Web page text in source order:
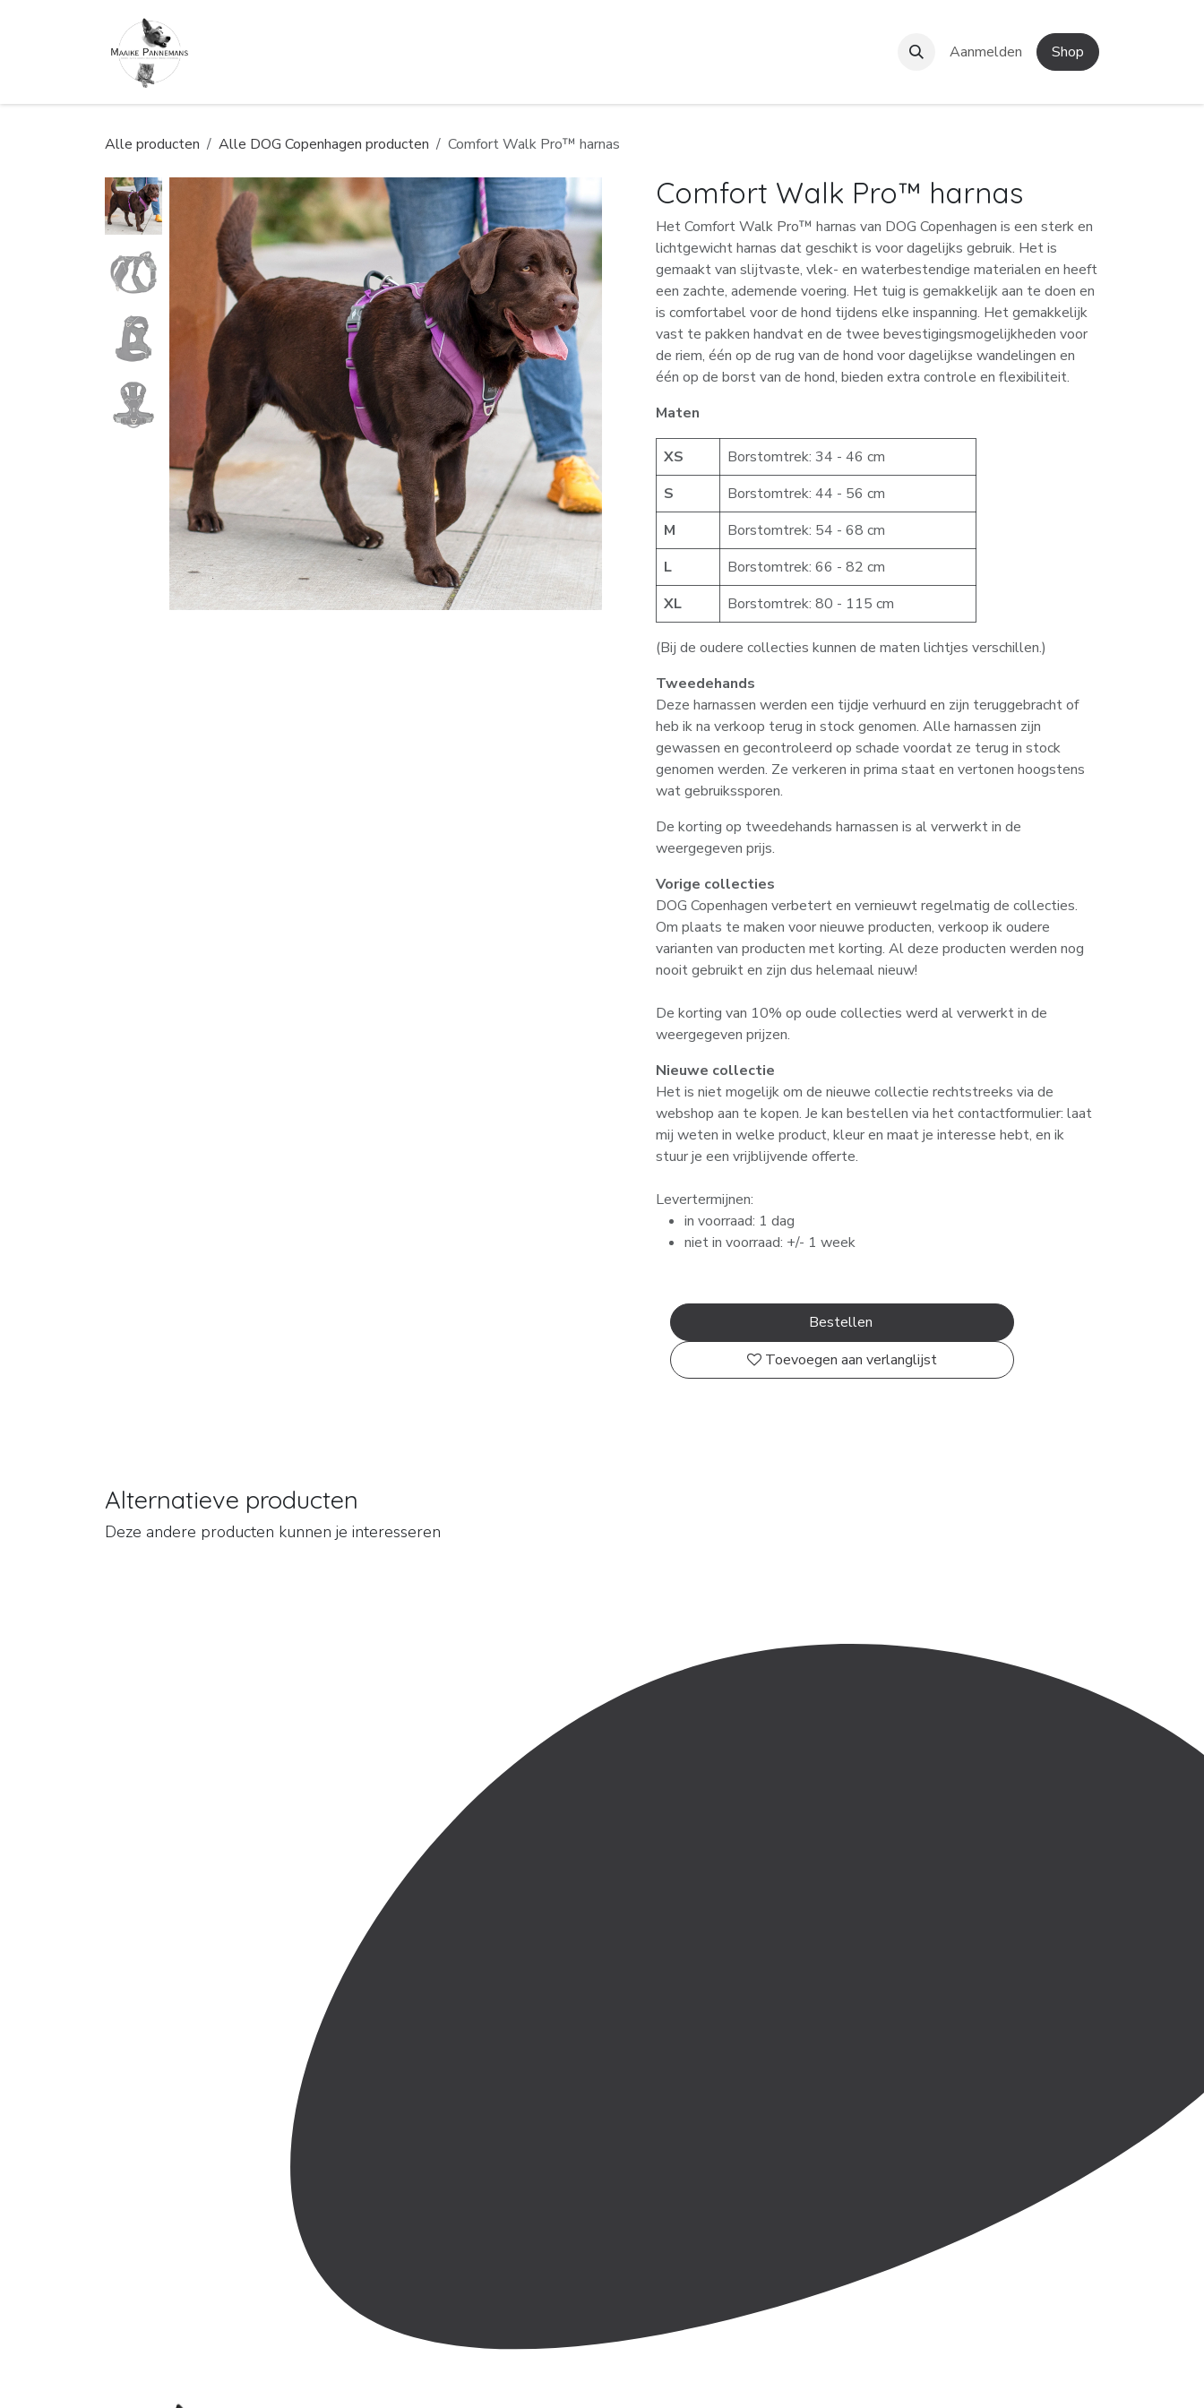
Aanmelden Shop
Alle producten Alle DOG Copenhagen producten Comfort Walk Pro™ harnas
Comfort Walk Pro™ harnas
Het Comfort Walk Pro™ harnas van DOG Copenhagen is een sterk en
lichtgewicht harnas dat geschikt is voor dagelijks gebruik. Het is
gemaakt van slijtvaste, vlek- en waterbestendige materialen en heeft
een zachte, ademende voering. Het tuig is gemakkelijk aan te doen en
is comfortabel voor de hond tijdens elke inspanning. Het gemakkelijk
vast te pakken handvat en de twee bevestigingsmogelijkheden voor
de riem, één op de rug van de hond voor dagelijkse wandelingen en
één op de borst van de hond, bieden extra controle en flexibiliteit.
Maten
XS
Borstomtrek: 34 - 46 cm
S
Borstomtrek: 44 - 56 cm
M
Borstomtrek: 54 - 68 cm
L
Borstomtrek: 66 - 82 cm
XL
Borstomtrek: 80 - 115 cm
(Bij de oudere collecties kunnen de maten lichtjes verschillen.)
Tweedehands
Deze harnassen werden een tijdje verhuurd en zijn teruggebracht of
heb ik na verkoop terug in stock genomen. Alle harnassen zijn
gewassen en gecontroleerd op schade voordat ze terug in stock
genomen werden. Ze verkeren in prima staat en vertonen hoogstens
wat gebruikssporen.
De korting op tweedehands harnassen is al verwerkt in de
weergegeven prijs.
Vorige collecties
DOG Copenhagen verbetert en vernieuwt regelmatig de collecties.
Om plaats te maken voor nieuwe producten, verkoop ik oudere
varianten van producten met korting. Al deze producten werden nog
nooit gebruikt en zijn dus helemaal nieuw!
De korting van 10% op oude collecties werd al verwerkt in de
weergegeven prijzen.
Nieuwe collectie
Het is niet mogelijk om de nieuwe collectie rechtstreeks via de
webshop aan te kopen. Je kan bestellen via het contactformulier: laat
mij weten in welke product, kleur en maat je interesse hebt, en ik
stuur je een vrijblijvende offerte.
Levertermijnen:
in voorraad: 1 dag
niet in voorraad: +/- 1 week
Bestellen
Toevoegen aan verlanglijst
Alternatieve producten
Deze andere producten kunnen je interesseren